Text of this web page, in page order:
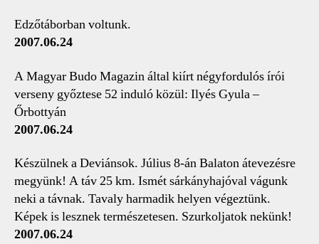
Edzőtáborban voltunk.
2007.06.24
A Magyar Budo Magazin által kiírt négyfordulós írói
verseny győztese 52 induló közül: Ilyés Gyula –
Őrbottyán
2007.06.24
Készülnek a Deviánsok. Július 8-án Balaton átevezésre
megyünk! A táv 25 km. Ismét sárkányhajóval vágunk
neki a távnak. Tavaly harmadik helyen végeztünk.
Képek is lesznek természetesen. Szurkoljatok nekünk!
2007.06.24